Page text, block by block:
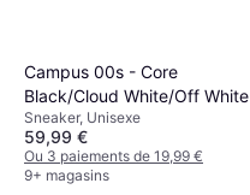
Campus 00s - Core
Black/Cloud White/Off White
Sneaker, Unisexe
59,99 €
Ou 3 paiements de 19,99 €
9+ magasins